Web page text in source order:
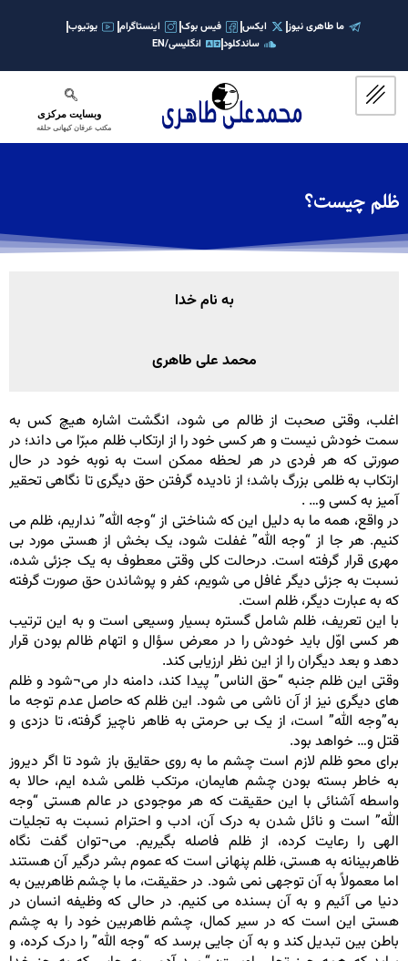
ما طاهری نیوز ایکس فیس بوک اینستاگرام
یوتیوب
ساندکلود
انگلیسی/EN
وبسایت مرکزی
مکتب عرفان کیهانی حلقه
ظلم چیست؟
به نام خدا
محمد علی طاهری
اغلب، وقتی صحبت از ظالم می شود، انگشت اشاره هیچ کس به
سمت خودش نیست و هر کسی خود را از ارتکاب ظلم مبرّا می داند؛ در
صورتی که هر فردی در هر لحظه ممکن است به نوبه خود در حال
ارتکاب به ظلمی بزرگ باشد؛ از نادیده گرفتن حق دیگری تا نگاهی تحقیر
آمیز به کسی و… .
در واقع، همه ما به دلیل این که شناختی از “وجه الله” نداریم، ظلم می
کنیم. هر جا از “وجه الله” غفلت شود، یک بخش از هستی مورد بی
مهری قرار گرفته است. درحالت کلی وقتی معطوف به یک جزئی شده،
نسبت به جزئی دیگر غافل می شویم، کفر و پوشاندن حق صورت گرفته
که به عبارت دیگر، ظلم است.
با این تعریف، ظلم شامل گستره بسیار وسیعی است و به این ترتیب
هر کسی اوّل باید خودش را در معرض سؤال و اتهام ظالم بودن قرار
دهد و بعد دیگران را از این نظر ارزیابی کند.
وقتی این ظلم جنبه “حق الناس” پیدا کند، دامنه دار می¬شود و ظلم
های دیگری نیز از آن ناشی می شود. این ظلم که حاصل عدم توجه ما
به”وجه الله” است، از یک بی حرمتی به ظاهر ناچیز گرفته، تا دزدی و
قتل و… خواهد بود.
برای محو ظلم لازم است چشم ما به روی حقایق باز شود تا اگر دیروز
به خاطر بسته بودن چشم هایمان، مرتکب ظلمی شده ایم، حالا به
واسطه آشنائی با این حقیقت که هر موجودی در عالم هستی “وجه
الله” است و نائل شدن به درک آن، ادب و احترام نسبت به تجلیات
الهی را رعایت کرده، از ظلم فاصله بگیریم. می¬توان گفت نگاه
ظاهربینانه به هستی، ظلم پنهانی است که عموم بشر درگیر آن هستند
اما معمولاً به آن توجهی نمی شود. در حقیقت، ما با چشم ظاهربین به
دنیا می آئیم و به آن بسنده می کنیم. در حالی که وظیفه انسان در
هستی این است که در سیر کمال، چشم ظاهربین خود را به چشم
باطن بین تبدیل کند و به آن جایی برسد که “وجه الله” را درک کرده، و